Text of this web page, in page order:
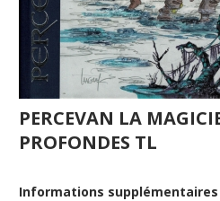
PERCEVAN LA
PROFONDES TL
Informations supplémentaires